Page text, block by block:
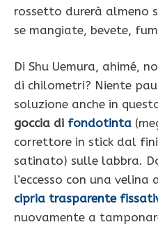
rossetto durerà almeno
se mangiate, bevete,
Di Shu Uemura, ahimé,
di chilometri? Niente
soluzione anche in
goccia di fondotinta
correttore in stick dal
satinato) sulle labbra.
l’eccesso con una
cipria trasparente
nuovamente a